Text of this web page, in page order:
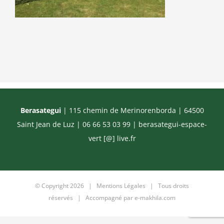
Berasategui| 115 chemin de Merinorenborda | 64500
Saint Jean de Luz | 06 66 53 03 99 | berasategui-espace-
vert [@] live.fr
© Copyright2026 | Mentions Légales | Tous droits
réservés | Accompagné pare-makhila.com